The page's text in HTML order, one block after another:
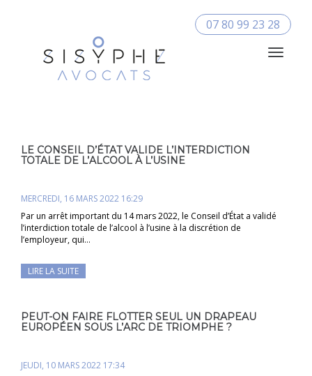
07 80 99 23 28
Toggle
LE CONSEIL D’ÉTAT VALIDE L’INTERDICTION
TOTALE DE L’ALCOOL À L’USINE
MERCREDI, 16 MARS 2022 16:29
Par un arrêt important du 14 mars 2022, le Conseil d’État a validé
l’interdiction totale de l’alcool à l’usine à la discrétion de
l’employeur, qui…
LIRE LA SUITE
PEUT-ON FAIRE FLOTTER SEUL UN DRAPEAU
EUROPÉEN SOUS L’ARC DE TRIOMPHE ?
JEUDI, 10 MARS 2022 17:34